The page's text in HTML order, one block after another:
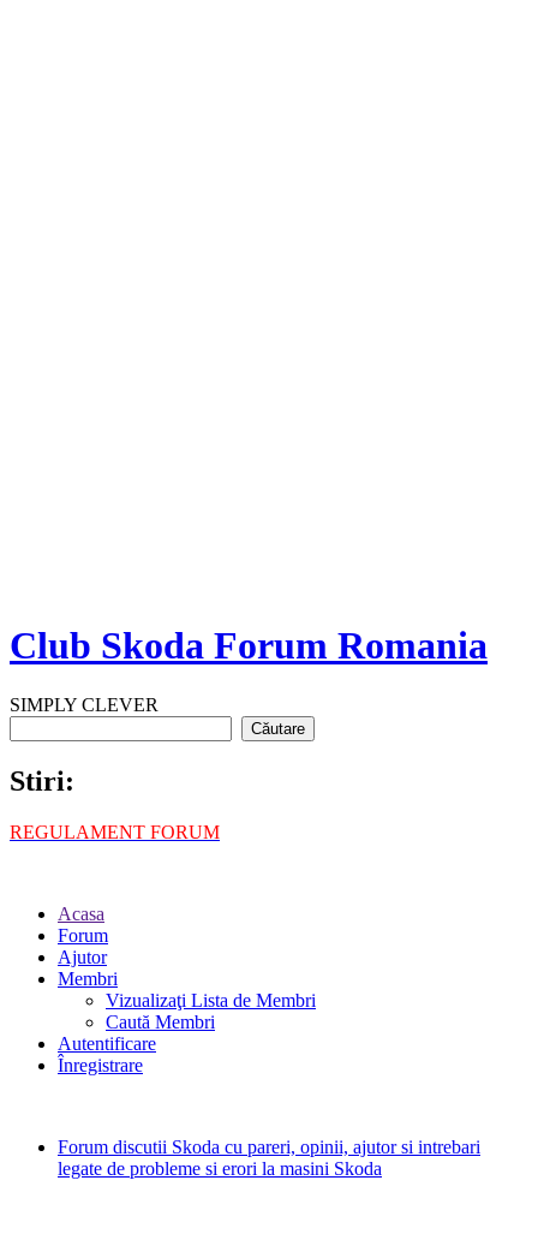
Club Skoda Forum Romania
SIMPLY CLEVER
Stiri:
REGULAMENT FORUM
Acasa
Forum
Ajutor
Membri
Vizualizaţi Lista de Membri
Caută Membri
Autentificare
Înregistrare
Forum discutii Skoda cu pareri, opinii, ajutor si intrebari
legate de probleme si erori la masini Skoda